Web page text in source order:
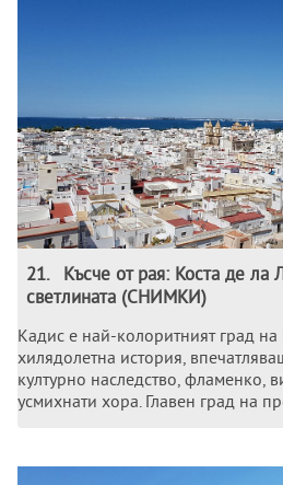
21.
Късче от рая: Коста де ла
светлината (СНИМКИ)
Кадис е най-колоритният град на
хилядолетна история,
културно наследство, фламенко,
усмихнати хора. Главен град на